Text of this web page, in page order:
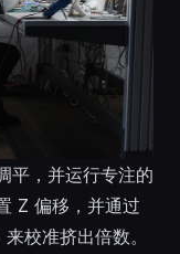
平，并运行专注的
Z 偏移，并通过
校准挤出倍数。